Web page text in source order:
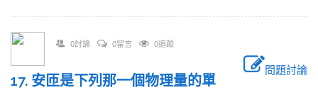
0討論 0留言 0追蹤
問題討論
17. 安匝是下列那一個物理量的單